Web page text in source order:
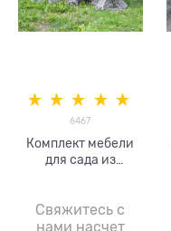
6467
Комплект мебели
для сада из
2 кресла
Свяжитесь с
нами насчет